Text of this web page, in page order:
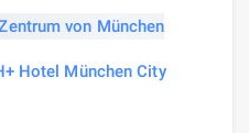
Hotel München City